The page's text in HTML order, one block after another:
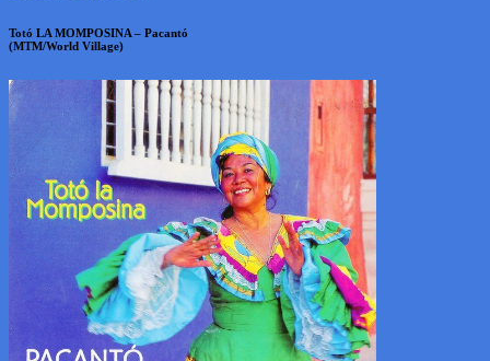
Totó LA MOMPOSINA – Pacantó
(MTM/World Village)